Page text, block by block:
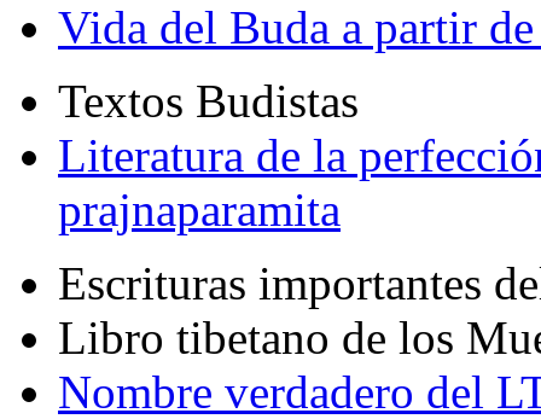
Vida del Buda a partir de
Textos Budistas
Literatura de la
prajnaparamita
Escrituras importantes
Libro tibetano de los
Nombre verdadero del